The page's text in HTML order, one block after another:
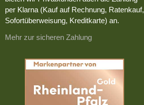
per Klarna (Kauf auf Rechnung, Ratenkauf,
Sofortüberweisung, Kreditkarte) an.
Mehr zur sicheren Zahlung